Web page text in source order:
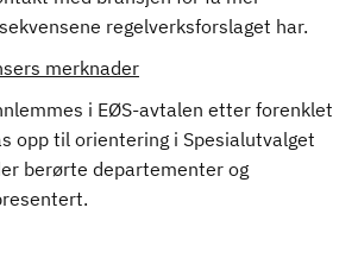
regelverksforslaget har.
merknader
i EØS-avtalen etter forenklet
opp til orientering i Spesialutvalget
berørte departementer og